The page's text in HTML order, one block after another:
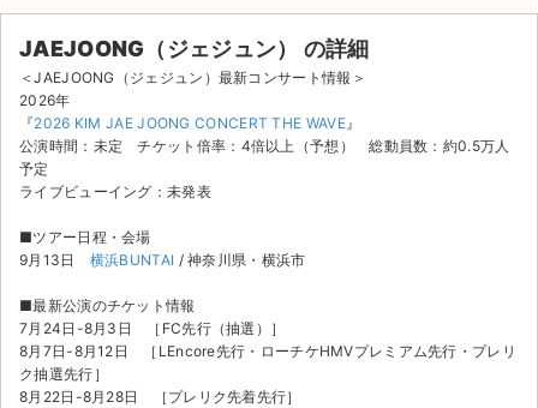
ご利用ガイド
ご利用ガイド
手数料・お支払い方法
AIに質問する
お知らせ
JAEJOONG（ジェジュン） の詳細
＜JAEJOONG（ジェジュン）最新コンサート情報＞
2026年
『2026 KIM JAE JOONG CONCERT THE WAVE』
公演時間：未定 チケット倍率：4倍以上（予想） 総動員数：約0.5万人
予定
ライブビューイング：未発表
■ツアー日程・会場
9月13日 横浜BUNTAI / 神奈川県・横浜市
■最新公演のチケット情報
7月24日-8月3日 ［FC先行（抽選）］
8月7日-8月12日 ［LEncore先行・ローチケHMVプレミアム先行・プレリ
ク抽選先行］
8月22日-8月28日 ［プレリク先着先行］